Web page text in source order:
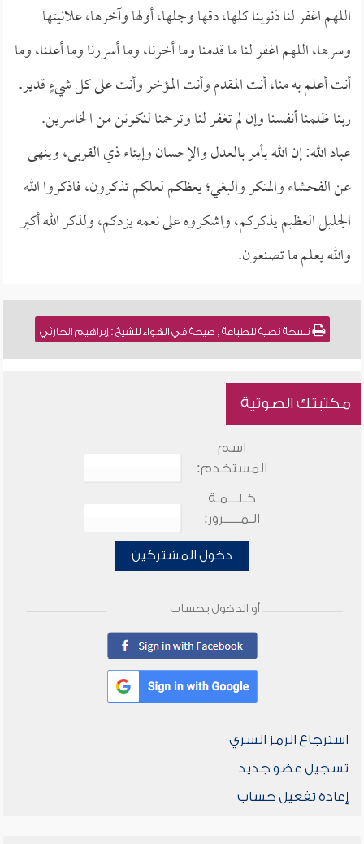
اللهم اغفر لنا ذنوبنا كلها، دقها وجلها، أولها وآخرها، علانيتها
وسرها، اللهم اغفر لنا ما قدمنا وما أخرنا، وما أسررنا وما أعلنا، وما
أنت أعلم به منا، أنت المقدم وأنت المؤخر وأنت على كل شيءٍ قدير.
ربنا ظلمنا أنفسنا وإن لم تغفر لنا وترحمنا لنكونن من الخاسرين.
عباد الله: إن الله يأمر بالعدل والإحسان وإيتاء ذي القربى، وينهى
عن الفحشاء والمنكر والبغي؛ يعظكم لعلكم تذكرون، فاذكروا الله
الجليل العظيم يذكركم، واشكروه على نعمه يزدكم، ولذكر الله أكبر
والله يعلم ما تصنعون.
نسخة نصية للطباعة , صيحة في الهواء للشيخ : إبراهيم الحارثي
مكتبتك الصوتية
اسم
المستخدم:
كـلـــمـة
الـمـــــرور:
دخول المشتركين
أو الدخول بحساب
استرجاع الرمز السري
تسجيل عضو جديد
إعادة تفعيل حساب